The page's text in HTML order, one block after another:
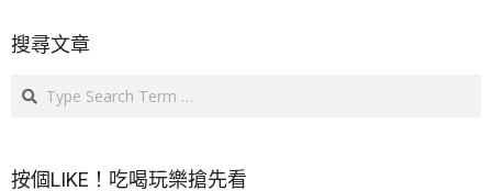
搜尋文章
Search
按個LIKE！吃喝玩樂搶先看